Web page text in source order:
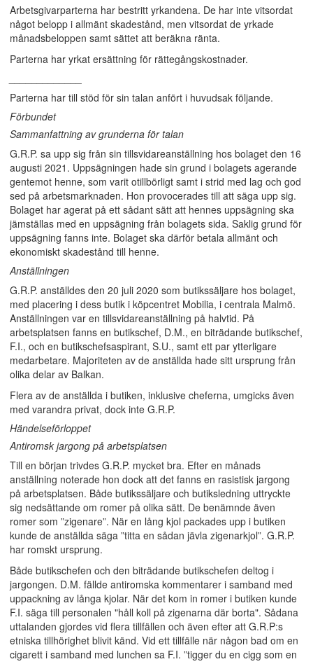
Arbetsgivarparterna har bestritt yrkandena. De har inte vitsordat
något belopp i allmänt skadestånd, men vitsordat de yrkade
månadsbeloppen samt sättet att beräkna ränta.
Parterna har yrkat ersättning för rättegångskostnader.
Parterna har till stöd för sin talan anfört i huvudsak följande.
Förbundet
Sammanfattning av grunderna för talan
G.R.P. sa upp sig från sin tillsvidareanställning hos bolaget den 16
augusti 2021. Uppsägningen hade sin grund i bolagets agerande
gentemot henne, som varit otillbörligt samt i strid med lag och god
sed på arbetsmarknaden. Hon provocerades till att säga upp sig.
Bolaget har agerat på ett sådant sätt att hennes uppsägning ska
jämställas med en uppsägning från bolagets sida. Saklig grund för
uppsägning fanns inte. Bolaget ska därför betala allmänt och
ekonomiskt skadestånd till henne.
Anställningen
G.R.P. anställdes den 20 juli 2020 som butikssäljare hos bolaget,
med placering i dess butik i köpcentret Mobilia, i centrala Malmö.
Anställningen var en tillsvidareanställning på halvtid. På
arbetsplatsen fanns en butikschef, D.M., en biträdande butikschef,
F.I., och en butikschefsaspirant, S.U., samt ett par ytterligare
medarbetare. Majoriteten av de anställda hade sitt ursprung från
olika delar av Balkan.
Flera av de anställda i butiken, inklusive cheferna, umgicks även
med varandra privat, dock inte G.R.P.
Händelseförloppet
Antiromsk jargong på arbetsplatsen
Till en början trivdes G.R.P. mycket bra. Efter en månads
anställning noterade hon dock att det fanns en rasistisk jargong
på arbetsplatsen. Både butikssäljare och butiksledning uttryckte
sig nedsättande om romer på olika sätt. De benämnde även
romer som ”zigenare”. När en lång kjol packades upp i butiken
kunde de anställda säga ”titta en sådan jävla zigenarkjol”. G.R.P.
har romskt ursprung.
Både butikschefen och den biträdande butikschefen deltog i
jargongen. D.M. fällde antiromska kommentarer i samband med
uppackning av långa kjolar. När det kom in romer i butiken kunde
F.I. säga till personalen "håll koll på zigenarna där borta". Sådana
uttalanden gjordes vid flera tillfällen och även efter att G.R.P:s
etniska tillhörighet blivit känd. Vid ett tillfälle när någon bad om en
cigarett i samband med lunchen sa F.I. ”tigger du en cigg som en